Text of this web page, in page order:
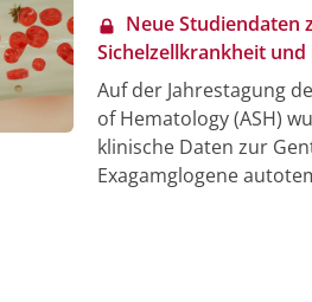
Therapiemöglichkeiten
zu haben, wäre daher
betonte PD Dr. Lena
O-Ton Onkologie.
Neue Studiendaten
Sichelzellkrankheit und
bei Kindern
Auf der Jahrestagung
of Hematology (ASH)
klinische Daten zur
Exagamglogene
schwerer